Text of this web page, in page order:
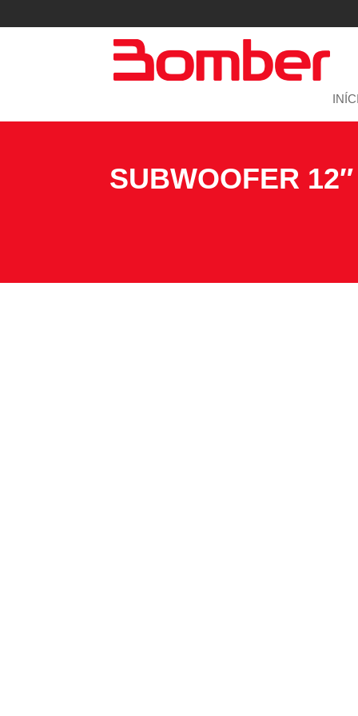
SUBWOOFER